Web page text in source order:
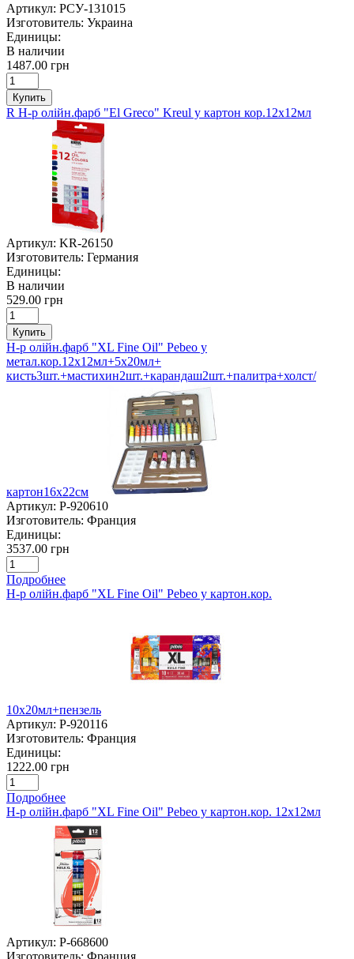
Артикул: РСУ-131015
Изготовитель: Украина
Единицы:
В наличии
1487.00 грн
Купить
R Н-р олійн.фарб "El Greco" Kreul у картон кор.12х12мл
Артикул: KR-26150
Изготовитель: Германия
Единицы:
В наличии
529.00 грн
Купить
Н-р олійн.фарб "XL Fine Oil" Pebeo у
метал.кор.12х12мл+5х20мл+
кисть3шт.+мастихин2шт.+карандаш2шт.+палитра+холст/
картон16х22см
Артикул: P-920610
Изготовитель: Франция
Единицы:
3537.00 грн
Подробнее
Н-р олійн.фарб "XL Fine Oil" Pebeo у картон.кор.
10х20мл+пензель
Артикул: P-920116
Изготовитель: Франция
Единицы:
1222.00 грн
Подробнее
Н-р олійн.фарб "XL Fine Oil" Pebeo у картон.кор. 12х12мл
Артикул: P-668600
Изготовитель: Франция